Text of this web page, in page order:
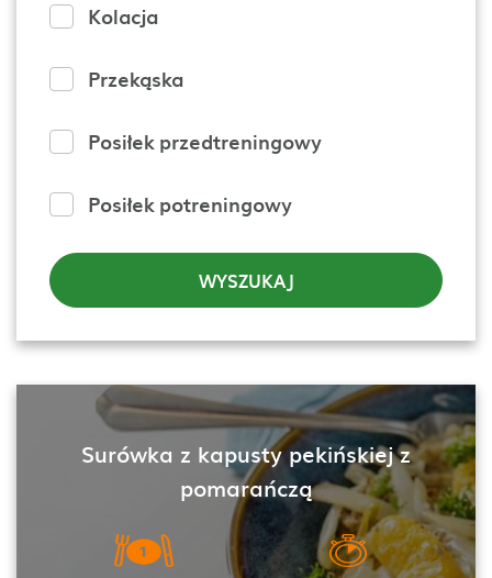
Kolacja
Przekąska
Posiłek przedtreningowy
Posiłek potreningowy
WYSZUKAJ
Surówka z kapusty pekińskiej z
pomarańczą